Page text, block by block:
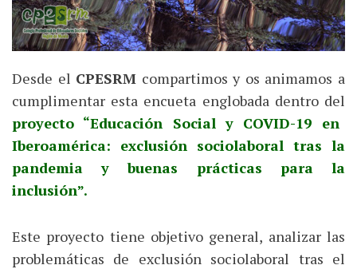
Desde el CPESRM compartimos y os animamos a
cumplimentar esta encueta englobada dentro del
proyecto “Educación Social y COVID-19 en
Iberoamérica: exclusión sociolaboral tras la
pandemia y buenas prácticas para la
inclusión”.
Este proyecto tiene objetivo general, analizar las
problemáticas de exclusión sociolaboral tras el